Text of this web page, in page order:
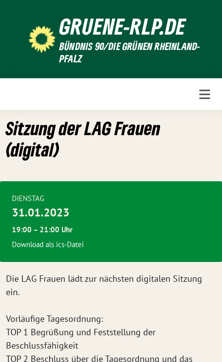
GRUENE-RLP.DE
BÜNDNIS 90/DIE GRÜNEN RHEINLAND-
PFALZ
Sitzung der LAG Frauen
(digital)
Die LAG Frauen lädt zur nächsten digitalen Sitzung
ein.
Vorläufige Tagesordnung:
TOP 1 Begrüßung und Feststellung der
Beschlussfähigkeit
TOP 2 Beschluss über die Tagesordnung und das
DIENSTAG
31.01.2023
19:00 – 21:00 Uhr
Download als ics-Datei